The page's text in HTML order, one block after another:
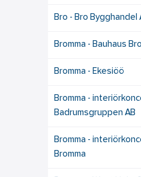
Bro - Bro Bygghandel
Bromma - Bauhaus
Bromma - Ekesiöö
Bromma -
Badrumsgruppen AB
Bromma -
Bromma